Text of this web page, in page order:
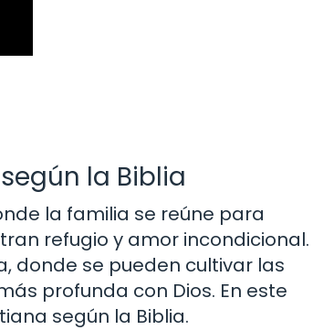
la Biblia
la familia se reúne para
refugio y amor incondicional.
donde se pueden cultivar las
profunda con Dios. En este
según la Biblia.